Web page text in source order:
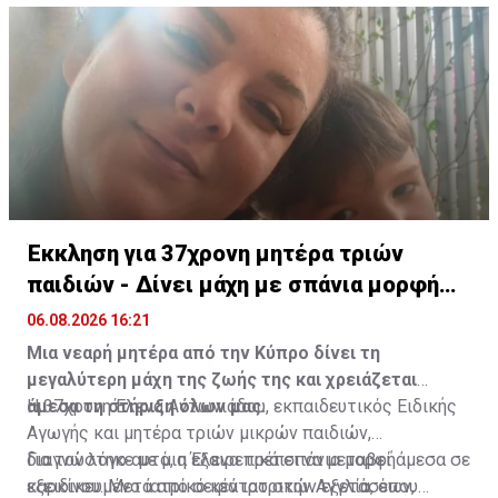
με στόχο την ανάδειξη της σημασίας του για την
πολιτιστική κληρονομιά της Κύπρου.
Έκκληση για 37χρονη μητέρα τριών
παιδιών - Δίνει μάχη με σπάνια μορφή
καρκίνου
06.08.2026 16:21
Μια νεαρή μητέρα από την Κύπρο δίνει τη
μεγαλύτερη μάχη της ζωής της και χρειάζεται
άμεσα τη στήριξη όλων μας.
Η 37χρονη Έλενα Αντωνιάδου, εκπαιδευτικός Ειδικής
Αγωγής και μητέρα τριών μικρών παιδιών,
διαγνώστηκε με μια εξαιρετικά σπάνια μορφή
καρκίνου. Μετά από σειρά ιατρικών εξετάσεων,
Για τον λόγο αυτό, η Έλενα πρέπει να μεταβεί άμεσα σε
εξειδικευμένο ιατρικό κέντρο στην Αγγλία, όπου